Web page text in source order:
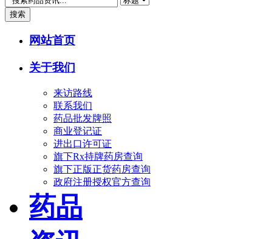
搜索
网站首页
关于我们
来访路线
联系我们
药品批发牌照
商业登记证
进出口许可证
旗下Rx持牌药房查询
旗下正版正货药房查询
政府注册授权官方查询
药品